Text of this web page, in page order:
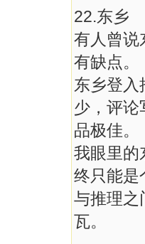
22.东乡
有人曾说
有缺点。
东乡登入
少，评论
品极佳。
我眼里的
终只能是
与推理之
瓦。